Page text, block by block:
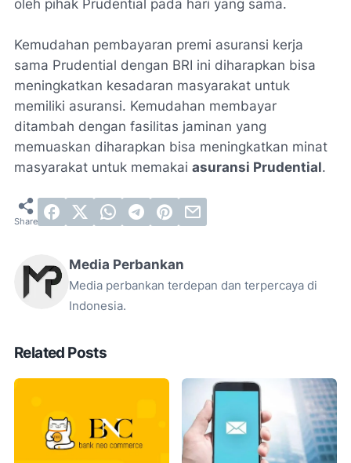
oleh pihak Prudential pada hari yang sama.
Kemudahan pembayaran premi asuransi kerja
sama Prudential dengan BRI ini diharapkan bisa
meningkatkan kesadaran masyarakat untuk
memiliki asuransi. Kemudahan membayar
ditambah dengan fasilitas jaminan yang
memuaskan diharapkan bisa meningkatkan minat
masyarakat untuk memakai asuransi Prudential.
Media Perbankan
Media perbankan terdepan dan terpercaya di
Indonesia.
Related Posts